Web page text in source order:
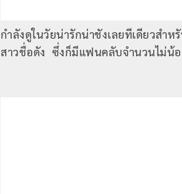
กำลังดูในวัยน่ารักน่าชังเลยทีเดียวสำ
สาวชื่อดัง ซึ่งก็มีแฟนคลับจำนวนไม่น้อ